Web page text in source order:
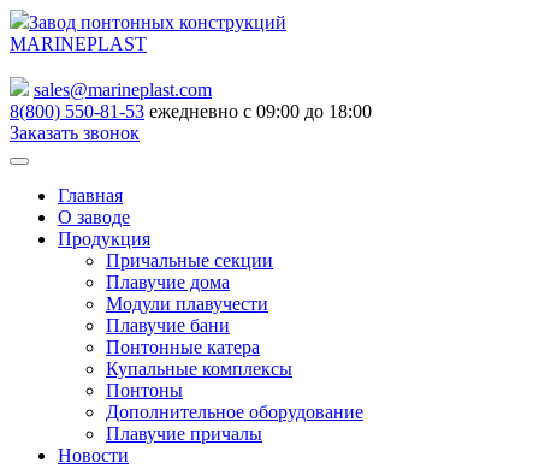
Завод понтонных конструкций
MARINEPLAST
sales@marineplast.com
8(800) 550-81-53 ежедневно с 09:00 до 18:00
Заказать звонок
Главная
О заводе
Продукция
Причальные секции
Плавучие дома
Модули плавучести
Плавучие бани
Понтонные катера
Купальные комплексы
Понтоны
Дополнительное оборудование
Плавучие причалы
Новости